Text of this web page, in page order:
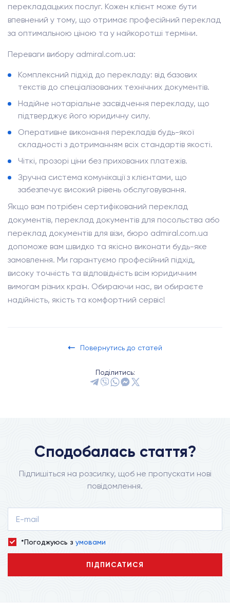
перекладацьких послуг. Кожен клієнт може бути
впевнений у тому, що отримає професійний переклад
за оптимальною ціною та у найкоротші терміни.
Переваги вибору admiral.com.ua:
Комплексний підхід до перекладу: від базових
текстів до спеціалізованих технічних документів.
Надійне нотаріальне засвідчення перекладу, що
підтверджує його юридичну силу.
Оперативне виконання перекладів будь-якої
складності з дотриманням всіх стандартів якості.
Чіткі, прозорі ціни без прихованих платежів.
Зручна система комунікації з клієнтами, що
забезпечує високий рівень обслуговування.
Якщо вам потрібен сертифікований переклад
документів, переклад документів для посольства або
переклад документів для візи, бюро admiral.com.ua
допоможе вам швидко та якісно виконати будь-яке
замовлення. Ми гарантуємо професійний підхід,
високу точність та відповідність всім юридичним
вимогам різних країн. Обираючи нас, ви обираєте
надійність, якість та комфортний сервіс!
Повернутись до статей
Поділитись:
Сподобалась стаття?
Підпишіться на розсилку, щоб не пропускати нові
повідомлення.
*Погоджуюсь з умовами
ПІДПИСАТИСЯ